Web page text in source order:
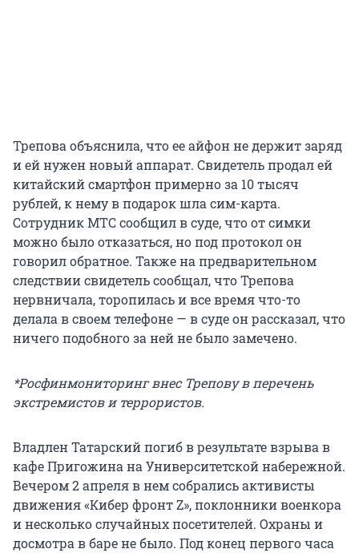
Трепова объяснила, что ее айфон не держит заряд
и ей нужен новый аппарат. Свидетель продал ей
китайский смартфон примерно за 10 тысяч
рублей, к нему в подарок шла сим-карта.
Сотрудник МТС сообщил в суде, что от симки
можно было отказаться, но под протокол он
говорил обратное. Также на предварительном
следствии свидетель сообщал, что Трепова
нервничала, торопилась и все время что-то
делала в своем телефоне — в суде он рассказал, что
ничего подобного за ней не было замечено.
*Росфинмониторинг внес Трепову в перечень
экстремистов и террористов.
Владлен Татарский погиб в результате взрыва в
кафе Пригожина на Университетской набережной.
Вечером 2 апреля в нем собрались активисты
движения «Кибер фронт Z», поклонники военкора
и несколько случайных посетителей. Охраны и
досмотра в баре не было. Под конец первого часа